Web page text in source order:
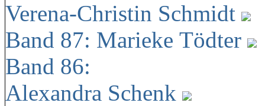
Verena-Christin Schmidt
Band 87: Marieke Tödter
Band 86:
Alexandra Schenk